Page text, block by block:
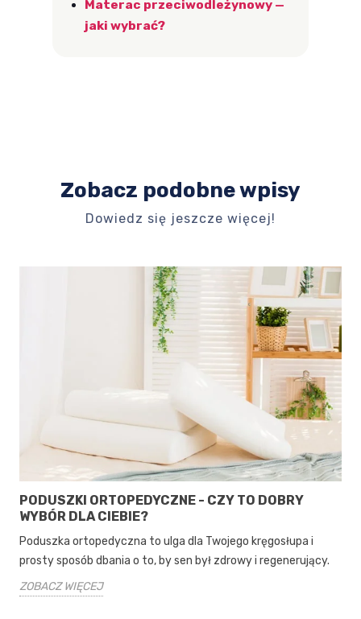
Materac przeciwodleżynowy —
jaki wybrać?
Zobacz podobne wpisy
Dowiedz się jeszcze więcej!
PODUSZKI ORTOPEDYCZNE - CZY TO DOBRY
WYBÓR DLA CIEBIE?
Poduszka ortopedyczna to ulga dla Twojego kręgosłupa i
prosty sposób dbania o to, by sen był zdrowy i regenerujący.
ZOBACZ WIĘCEJ